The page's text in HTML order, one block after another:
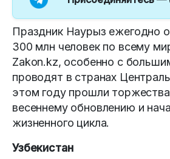
Праздник Наурыз ежегодно
300 млн человек по всему
Zakon.kz, особенно с
проводят в странах
этом году прошли
весеннему обновлению и
жизненного цикла.
Узбекистан